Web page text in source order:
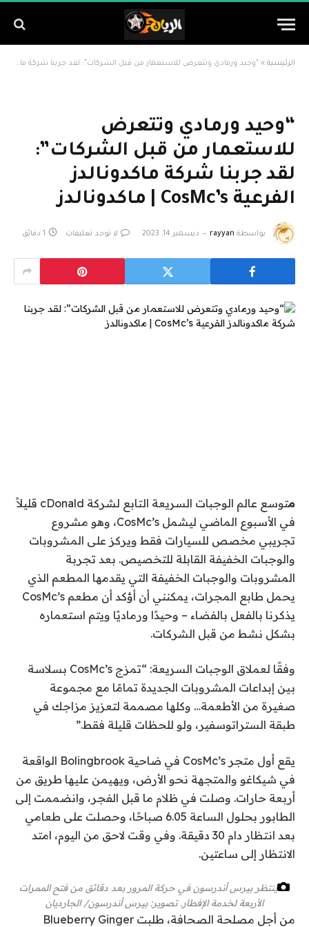
الرئيسية » “وحيد ورمادي وتتعرض للاستعمار من قبل الشركات”: لقد جربنا شركة ماكدونالدز الفرعية CosMc’s | ماكدونالدز
“وحيد ورمادي وتتعرض
للاستعمار من قبل الشركات”:
لقد جربنا شركة ماكدونالدز
الفرعية CosMc’s | ماكدونالدز
بواسطة rayyan ديسمبر 14, 2023 لا توجد تعليقات 1 دقائق
م
توسع عالم الوجبات السريعة التابع لشركة cDonald قليلاً
في الأسبوع الماضي ليشمل CosMc’s، وهو مشروع
تجريبي مخصص للسيارات فقط ويركز على المشروبات
والوجبات الخفيفة القابلة للتخصيص. بعد تجربة
المشروبات والوجبات الخفيفة التي يقدمها المطعم الذي
يحمل طابع المجرات، يمكنني أن أؤكد أن مطعم CosMc’s
يذكرنا بالفعل بالفضاء – وحيدًا ورماديًا ويتم استعماره
بشكل نشط من قبل الشركات.
وفقًا لعملاق الوجبات السريعة: “تمزج CosMc’s بسلاسة
بين إبداعات المشروبات الجديدة تمامًا مع مجموعة
صغيرة من الأطعمة… وكلها مصممة لتعزيز مزاجك في
طبقة الستراتوسفير، ولو للحظات قليلة فقط.”
يقع أول متجر CosMc’s في ضاحية Bolingbrook الواقعة
في شيكاغو والمتجهة نحو الأرض، ويهيمن عليها طريق من
أربعة حارات. وصلت في ظلام ما قبل الفجر، وانضممت إلى
الطابور بحلول الساعة 6.05 صباحًا، وحصلت على طعامي
بعد انتظار دام 30 دقيقة. وفي وقت لاحق من اليوم، امتد
الانتظار إلى ساعتين.
ينتظر بيرس أندرسون في حركة المرور بعد دقائق من فتح الممرات
الأربعة لخدمة الإفطار.تصوير: بيرس أندرسون/ الجارديان
من أجل مصلحة الصحافة، طلبت Blueberry Ginger